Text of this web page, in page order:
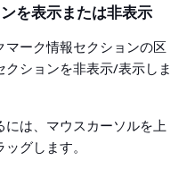
を表示または非表示
ーク情報セクションの区
ションを非表示/表示しま
は、マウスカーソルを上
グします。